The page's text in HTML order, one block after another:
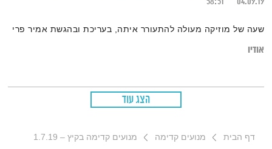
שעה של מוזיקה מעולה להתעורר איתה, בעריכת ובהגשת אמיר פרי
אודיו
הצג עוד
דף הבית מנועים קדימה מנועים קדימה בקיץ – 1.7.19